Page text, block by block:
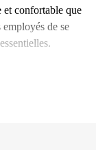
et confortable que
de se